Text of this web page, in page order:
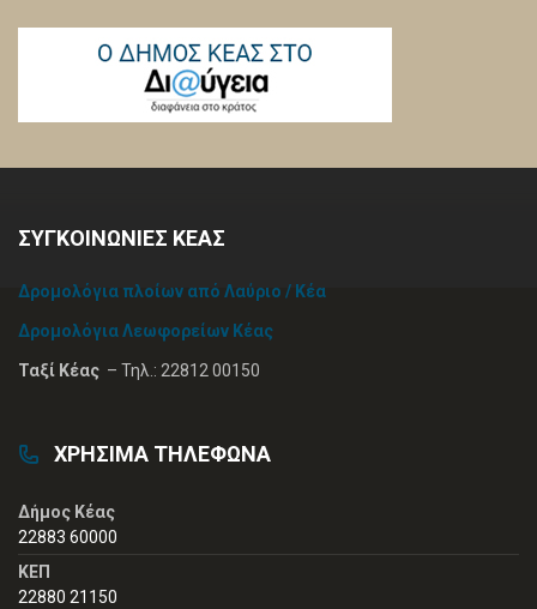
ΣΥΓΚΟΙΝΩΝΙΕΣ ΚΕΑΣ
Δρομολόγια πλοίων από Λαύριο / Κέα
Δρομολόγια Λεωφορείων Κέας
Ταξί Κέας – Τηλ.: 22812 00150
ΧΡΗΣΙΜΑ ΤΗΛΕΦΩΝΑ
Δήμος Κέας
22883 60000
ΚΕΠ
22880 21150